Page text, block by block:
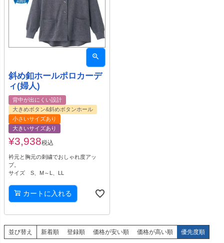
斜め釦ホールポロカーデ
ィ(婦人)
背中が出にくい設計
大きめボタン&斜めボタンホール
小さいサイズあり
大きいサイズあり
¥3,938税込
衿元と胸元の刺繍でおしゃれ度アッ
プ。
サイズ S、M～L、LL
カートに入れる
並び替え 新着順 登録順 価格が安い順 価格が高い順 優先度順